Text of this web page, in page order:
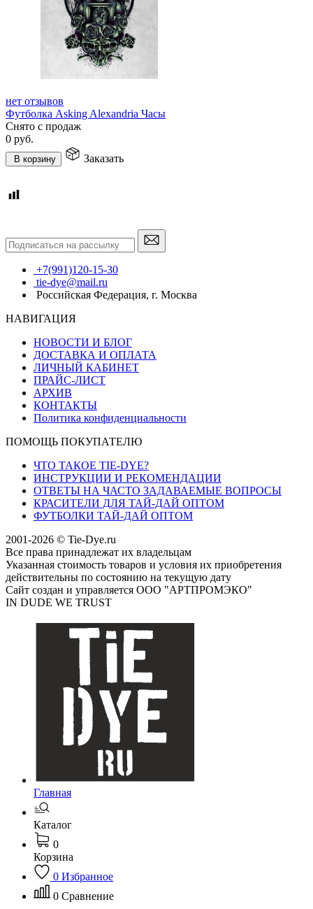
нет отзывов
Футболка Asking Alexandria Часы
Снято с продаж
0 руб.
В корзину Заказать
+7(991)120-15-30
tie-dye@mail.ru
Российская Федерация, г. Москва
НАВИГАЦИЯ
НОВОСТИ И БЛОГ
ДОСТАВКА И ОПЛАТА
ЛИЧНЫЙ КАБИНЕТ
ПРАЙС-ЛИСТ
АРХИВ
КОНТАКТЫ
Политика конфиденциальности
ПОМОЩЬ ПОКУПАТЕЛЮ
ЧТО ТАКОЕ TIE-DYE?
ИНСТРУКЦИИ И РЕКОМЕНДАЦИИ
ОТВЕТЫ НА ЧАСТО ЗАДАВАЕМЫЕ ВОПРОСЫ
КРАСИТЕЛИ ДЛЯ ТАЙ-ДАЙ ОПТОМ
ФУТБОЛКИ ТАЙ-ДАЙ ОПТОМ
2001-2026 © Tie-Dye.ru
Все права принадлежат их владельцам
Указанная стоимость товаров и условия их приобретения
действительны по состоянию на текущую дату
Сайт создан и управляется ООО "АРТПРОМЭКО"
IN DUDE WE TRUST
Главная
Каталог
0
Корзина
0 Избранное
0 Сравнение